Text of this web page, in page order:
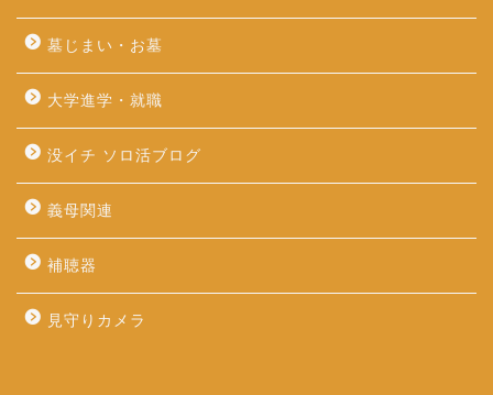
墓じまい・お墓
大学進学・就職
没イチ ソロ活ブログ
義母関連
補聴器
見守りカメラ